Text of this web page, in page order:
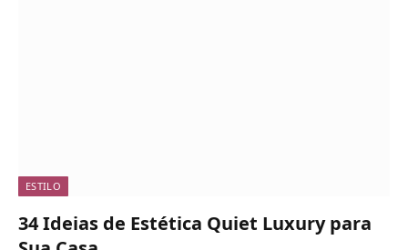
ESTILO
34 Ideias de Estética Quiet Luxury para